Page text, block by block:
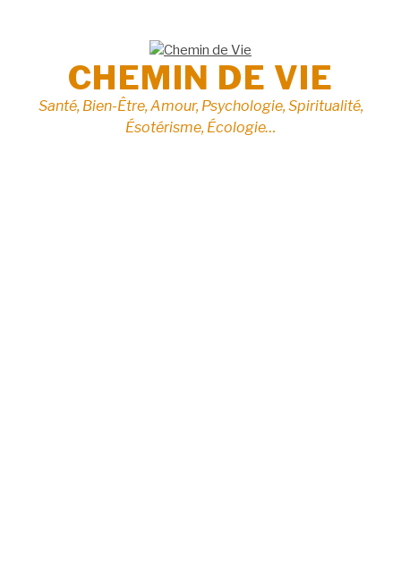
CHEMIN DE VIE
Santé, Bien-Être, Amour, Psychologie, Spiritualité,
Ésotérisme, Écologie…